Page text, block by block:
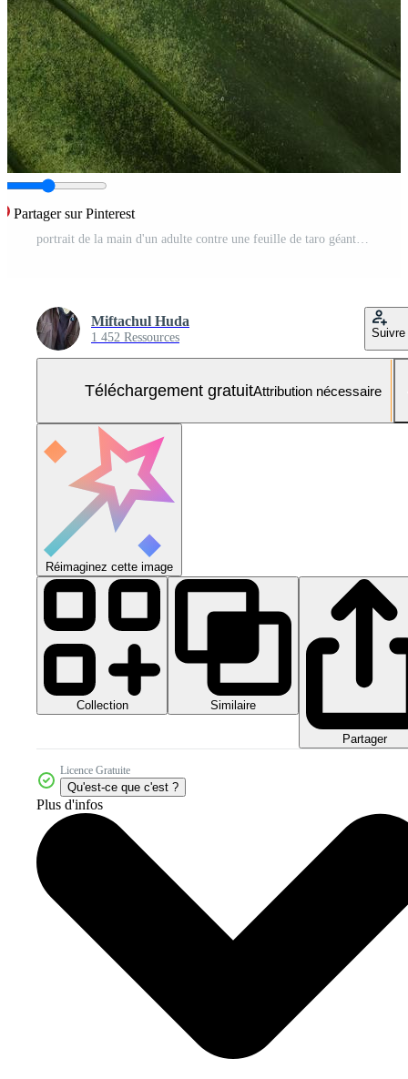
Partager sur Pinterest
portrait de la main d'un adulte contre une feuille de taro géante ou un fond d'alocasia macrorrhizos Photo Gratuite
Miftachul Huda
1 452 Ressources Suivre
Téléchargement gratuitAttribution nécessaire
Réimaginez cette image
Collection Similaire
Partager
Licence Gratuite
Qu'est-ce que c'est ?
Plus d'infos